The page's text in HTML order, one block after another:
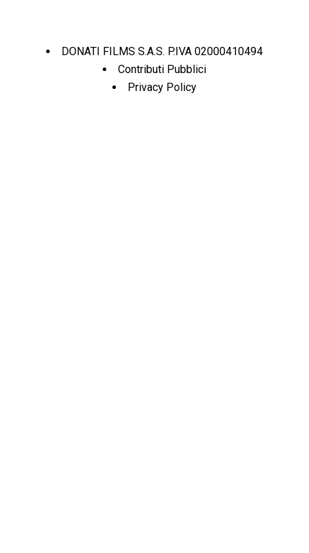
DONATI FILMS S.A.S. P.IVA 02000410494
Contributi Pubblici
Privacy Policy